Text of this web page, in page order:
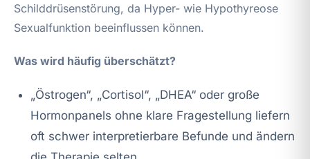
Schilddrüsenstörung, da Hyper- wie Hypothyreose
Sexualfunktion beeinflussen können.
Was wird häufig überschätzt?
„Östrogen“, „Cortisol“, „DHEA“ oder große
Hormonpanels ohne klare Fragestellung liefern
oft schwer interpretierbare Befunde und ändern